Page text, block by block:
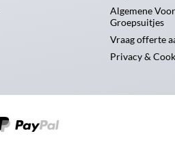
Algemene
Groepsuitjes
Vraag offerte
Privacy &